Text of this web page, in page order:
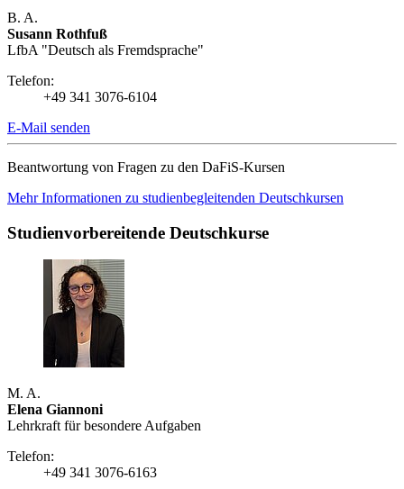
B. A.
Susann Rothfuß
LfbA "Deutsch als Fremdsprache"
Telefon:
+49 341 3076-6104
E-Mail senden
Beantwortung von Fragen zu den DaFiS-Kursen
Mehr Informationen zu studienbegleitenden Deutschkursen
Studienvorbereitende Deutschkurse
M. A.
Elena Giannoni
Lehrkraft für besondere Aufgaben
Telefon:
+49 341 3076-6163